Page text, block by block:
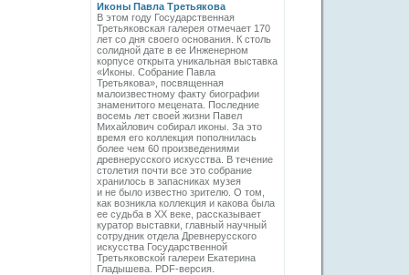
Иконы Павла Третьякова
В этом году Государственная
Третьяковская галерея отмечает 170
лет со дня своего основания. К столь
солидной дате в ее Инженерном
корпусе открыта уникальная выставка
«Иконы. Собрание Павла
Третьякова», посвященная
малоизвестному факту биографии
знаменитого мецената. Последние
восемь лет своей жизни Павел
Михайлович собирал иконы. За это
время его коллекция пополнилась
более чем 60 произведениями
древнерусского искусства. В течение
столетия почти все это собрание
хранилось в запасниках музея
и не было известно зрителю. О том,
как возникла коллекция и какова была
ее судьба в ХХ веке, рассказывает
куратор выставки, главный научный
сотрудник отдела Древнерусского
искусства Государственной
Третьяковской галереи Екатерина
Гладышева. PDF-версия.